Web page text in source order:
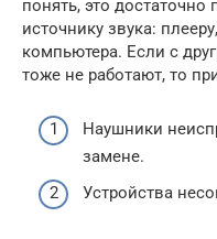
понять, это достаточно
источнику звука:
компьютера. Если с
тоже не работают, то
Наушники
замене.
Устройства